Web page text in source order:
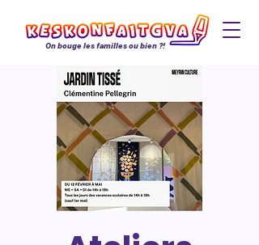
On bouge les familles ou bien ?!